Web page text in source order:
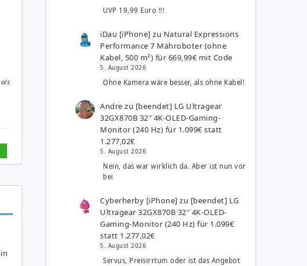
UVP 19,99 Euro !!!
iDau [iPhone] zu Natural Expressions
Performance 7 Mähroboter (ohne
Kabel, 500 m²) für 669,99€ mit Code
5. August 2026
Ohne Kamera wäre besser, als ohne Kabel!
Andre zu [beendet] LG Ultragear
32GX870B 32″ 4K-OLED-Gaming-
Monitor (240 Hz) für 1.099€ statt
1.277,02€
5. August 2026
Nein, das war wirklich da. Aber ist nun vor
bei
Cyberherby [iPhone] zu [beendet] LG
Ultragear 32GX870B 32″ 4K-OLED-
Gaming-Monitor (240 Hz) für 1.099€
statt 1.277,02€
5. August 2026
Servus, Preisirrtum oder ist das Angebot